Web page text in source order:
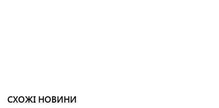
СХОЖІ НОВИНИ